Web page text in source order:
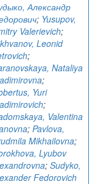
Александр
; Yusupov,
Valerievich;
Leonid
;
Nataliya
;
Yuri
;
Valentina
; Pavlova,
Mikhailovna;
Lyubov
; Sudyko,
Fedorovich